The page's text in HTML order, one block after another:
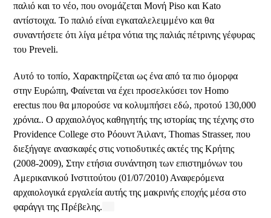
παλιό και το νέο, που ονομάζεται Μονή Piso και Kato
αντίστοιχα. Το παλιό είναι εγκαταλελειμμένο και θα
συναντήσετε ότι λίγα μέτρα νότια της παλιάς πέτρινης γέφυρας
του Preveli.
Αυτό το τοπίο, Χαρακτηρίζεται ως ένα από τα πιο όμορφα
στην Ευρώπη, Φαίνεται να έχει προσελκύσει τον Homo
erectus που θα μπορούσε να κολυμπήσει εδώ, προτού 130,000
χρόνια.. Ο αρχαιολόγος καθηγητής της ιστορίας της τέχνης στο
Providence College στο Ρόουντ Άιλαντ, Thomas Strasser, που
διεξήγαγε ανασκαφές στις νοτιοδυτικές ακτές της Κρήτης
(2008-2009), Στην ετήσια συνάντηση των επιστημόνων του
Αμερικανικού Ινστιτούτου (01/07/2010) Αναφερόμενα
αρχαιολογικά εργαλεία αυτής της μακρινής εποχής μέσα στο
φαράγγι της Πρέβελης.